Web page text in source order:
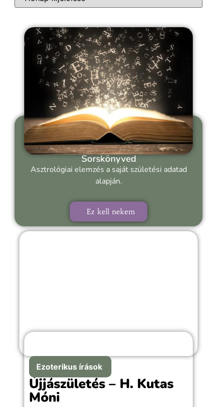
Sorskönyved
Asztrológiai elemzés a saját születési adatad
alapján.
Ez kell nekem
Ezoterikus írások
Újjászületés – H. Kutas
Móni